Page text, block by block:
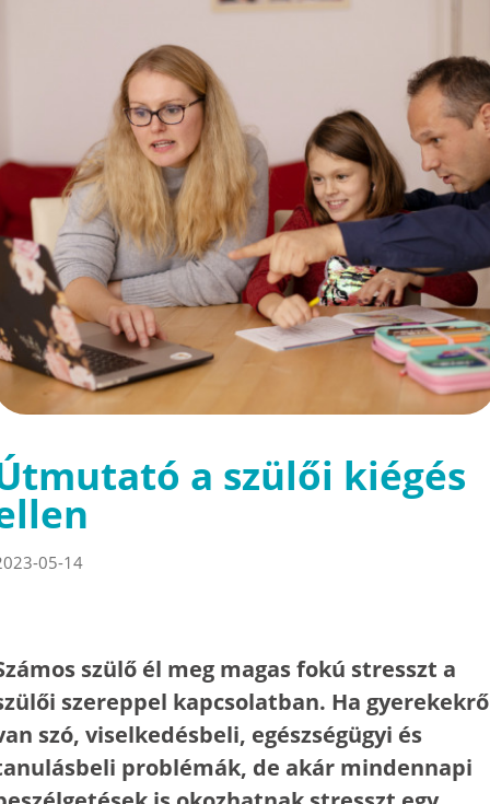
a szülői kiégés
05-14
szülő él meg magas fokú stresszt a
szereppel kapcsolatban. Ha
szó, viselkedésbeli, egészségügyi és
problémák, de akár mindennapi